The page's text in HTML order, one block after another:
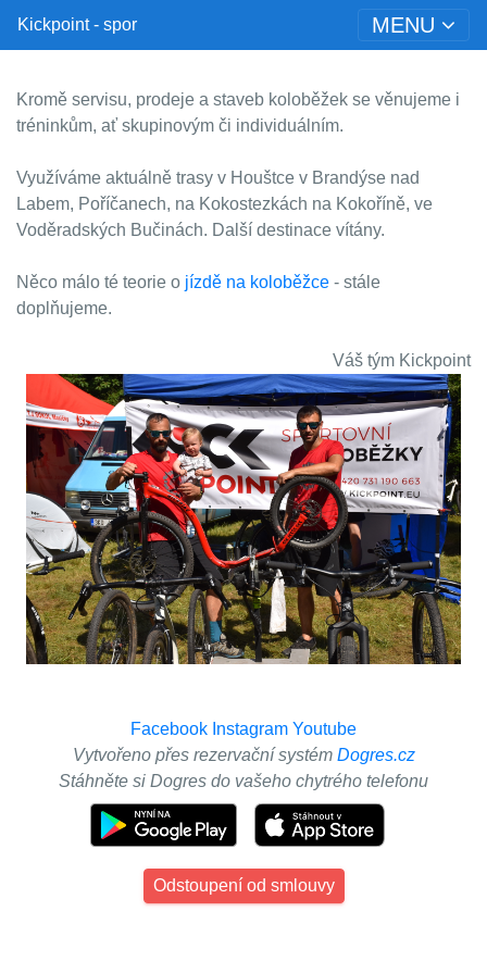
Kickpoint - spor MENU
Kromě servisu, prodeje a staveb koloběžek se věnujeme i
tréninkům, ať skupinovým či individuálním.
Využíváme aktuálně trasy v Houštce v Brandýse nad
Labem, Poříčanech, na Kokostezkách na Kokoříně, ve
Voděradských Bučinách. Další destinace vítány.
Něco málo té teorie o jízdě na koloběžce - stále
doplňujeme.
Váš tým Kickpoint
Facebook Instagram Youtube
Vytvořeno přes rezervační systém Dogres.cz
Stáhněte si Dogres do vašeho chytrého telefonu
Odstoupení od smlouvy